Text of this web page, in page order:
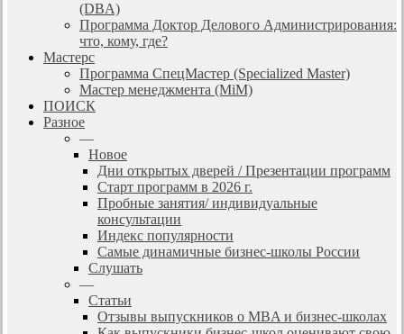
(DBА)
Программа Доктор Делового Администрирования:
что, кому, где?
Мастерс
Программа СпецМастер (Specialized Master)
Мастер менеджмента (MiM)
ПОИСК
Разное
—
Новое
Дни открытых дверей / Презентации программ
Старт программ в 2026 г.
Пробные занятия/ индивидуальные
консультации
Индекс популярности
Самые динамичные бизнес-школы России
Слушать
—
Статьи
Отзывы выпускников о MBA и бизнес-школах